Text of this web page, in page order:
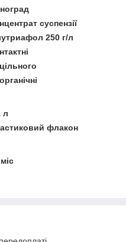
суспензії
250 г/л
л
флакон